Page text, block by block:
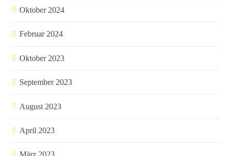
Oktober 2024
Februar 2024
Oktober 2023
September 2023
August 2023
April 2023